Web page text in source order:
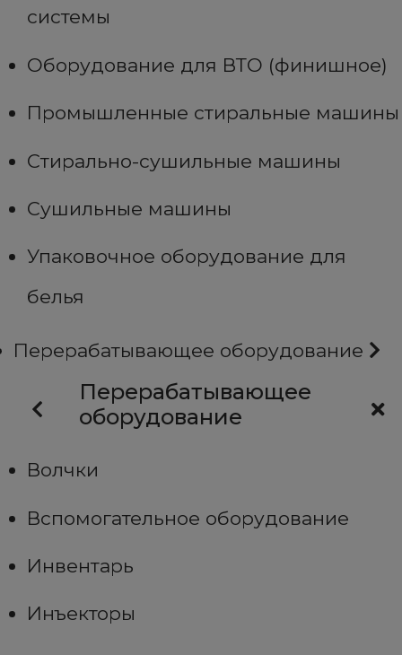
системы
Оборудование для ВТО (финишное)
Промышленные стиральные машины
Стирально-сушильные машины
Сушильные машины
Упаковочное оборудование для
белья
Перерабатывающее оборудование
Перерабатывающее
оборудование
Волчки
Вспомогательное оборудование
Инвентарь
Инъекторы